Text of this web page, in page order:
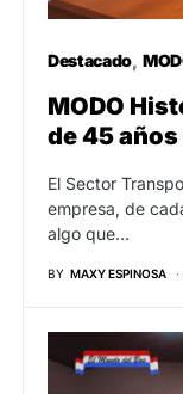
Destacado
MODO
de 45
El Sector
empresa, de
algo que…
BY MAXY ESPINOSA